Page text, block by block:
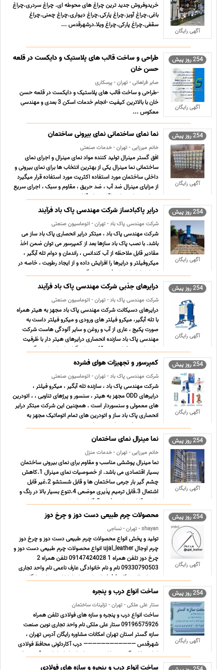
آگهی رایگان
خریدوفروش جدید ترین چراغ های محوطه ای. چراغ سردری.چراغ
باغی.چراغ آویز.چراغ پارکی.چراغ دیواری.چراغ چمنی.چراغ
سقفی.چراغ پارکی.چراغ ویلا.درشهرقدس ...
254 روز پیش
آگهی رایگان
طراحی و ساخت قالب های پلاستیک و دایکست در قلعه
حسن خان
صابر فراهانی - تهران - پرسکاری
-طراحی و ساخت قالب های پلاستیک و دایکست در قلعه حسن
خان با بالاترین کیفیت -انجام خدمات اسکن 3 بعدی و مهندسی
معکوس ...
254 روز پیش
آگهی رایگان
نما نمای ساختمانی نمای بیرونی ساختمان
خانم میرزایی - تهران - خدمات صنعتی
افق گستر مینرال تولید کننده مواد نمای مینرال و اجرای نمای
ساختمانی نما مینرال یکی از بهترین انتخاب ها برای نمای بیرونی و
داخلی ساختمان مورد استفاده اکثریت مورد استفاده قرار میگیرد
از مزایای مینرال ضد آب ، ضد حریق ، مقاوم و سبک ، اجرای سریع
، مناسب برای تمامی اقلیم ها ، قابل شستش ... ...
254 روز پیش
آگهی رایگان
درایر پاکبادساز شرکت مهندسی پاک باد فرآیند
شرکت مهندسی پاک باد - تهران - اتوماسیون صنعتی
شرکت مهندسی پاک باد ، مبتکر درایر انحصاری پاک باد ساز می
باشد. با نصب پاک باد سازها بعد از کمپرسور می توان ضمن اخذ
مقادیر قابل ملاحظه از آب کندانس ، راندمان و دوام تله آبگیر ،
میکروفیلتر و درایرها را افزایش داده و از ایجاد رطوبت ، خاصه در
انتهای خطوط هوای فشرده جلوگیری نمود . ...
254 روز پیش
آگهی رایگان
درایرهای جذبی شرکت مهندسی پاک باد فرآیند
شرکت مهندسی پاک باد - تهران - اتوماسیون صنعتی
درایرهای دسیکانت شرکت مهندسی پاک باد مجهز به هیتر همراه
با تله آبگیر، میکرو فیلتر های ورودی و میکرو فیلتر داست به
صورت پکیج ، عاری از آب و روغن و سایر آلودگی هاست شرکت
مهندسی پاک باد سازنده انحصاری درایرهای هیتر دار با ظرفیت
های پایین و نقطه شبنم 40 – سانتیگراد تا درایرهای بزرگ ب ...
...
254 روز پیش
آگهی رایگان
کمپرسور و تجهیزات هوای فشرده
شرکت مهندسی پاک باد - تهران - اتوماسیون صنعتی
شرکت مهندسی پاک باد ، سازنده تله آبگیر ، میکرو فیلتر ،
درایرهای ODD مجهز به هیتر ، سنسور و پرژهای تناوبی ، ، اتودرین
های معمولی و سنسوردار است . همچنین این شرکت مبتکر درایر
انحصاری پاک باد ساز و اتودرین های تمام اتوماتیک مجهز به
سنسور تشخیص رطوبت می باشد. ...
254 روز پیش
آگهی رایگان
نما مینرال نمای ساختمان
خانم میرزایی - تهران - خدمات منزل
نما مینرال پوششی مناسب و مقاوم برای نمای بیرونی ساختمان
بسیار اقتصادی می باشد. از خصوصیات نمای مینرال 1.کاهش
چشم گیر بار جرمی ساختمان ها و قابل شستشو 2.غیر قابل
اشتعال 3.قابل ترمیم پذیری موضعی 4.تنوع بسیار بالا در رنگ و
طرح و قابلیت طرح پذیری 5.قابلیت اجرای سریع و کم هزینه بر رو
254 روز پیش
آگهی رایگان
محصولات چرم طبیعی دست دوز و چرخ دوز
shayan - تهران - نساجی
تولید و پخش انواع محصولات چرم طبیعی دست دوز و چرخ دوز
چرم اوجال ujal_leather انواع محصولات چرم طبیعی دست دوز و
چرخ دوز تلفن همراه 1 09147424028 تلفن همراه 2
09330790503 نام و نام خانوادگی عارف ناعمی نام واحد تجاری
چرم اوجال ujal_leather استان تهران امکانات مشاوره رایگان,
پارکینگ, ... ...
254 روز پیش
آگهی رایگان
ساخت انواع درب و پنجره
ستار علی ملکی - تهران - تزئینات ساختمان
ساخت انواع درب و پنجره و سازه های فولادی تلفن همراه
09196575926 ستار علی ملکی نام واحد تجاری نوین صنعت
سازه گستر استان تهران امکانات مشاوره رایگان آدرس تهران ،
شهرقدس ———————————— درب آکاردئونی محافظ فولادی
انواع مخازن آلاچیق تانکر نصب و اجرای انواع کرکره برقی تعویض
فنر نصب آرام ... ...